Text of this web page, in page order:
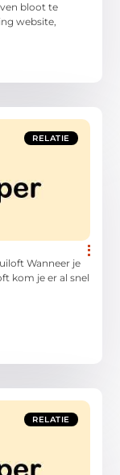
bloot te
website,
RELATIE
Wanneer je
kom je er al snel
RELATIE